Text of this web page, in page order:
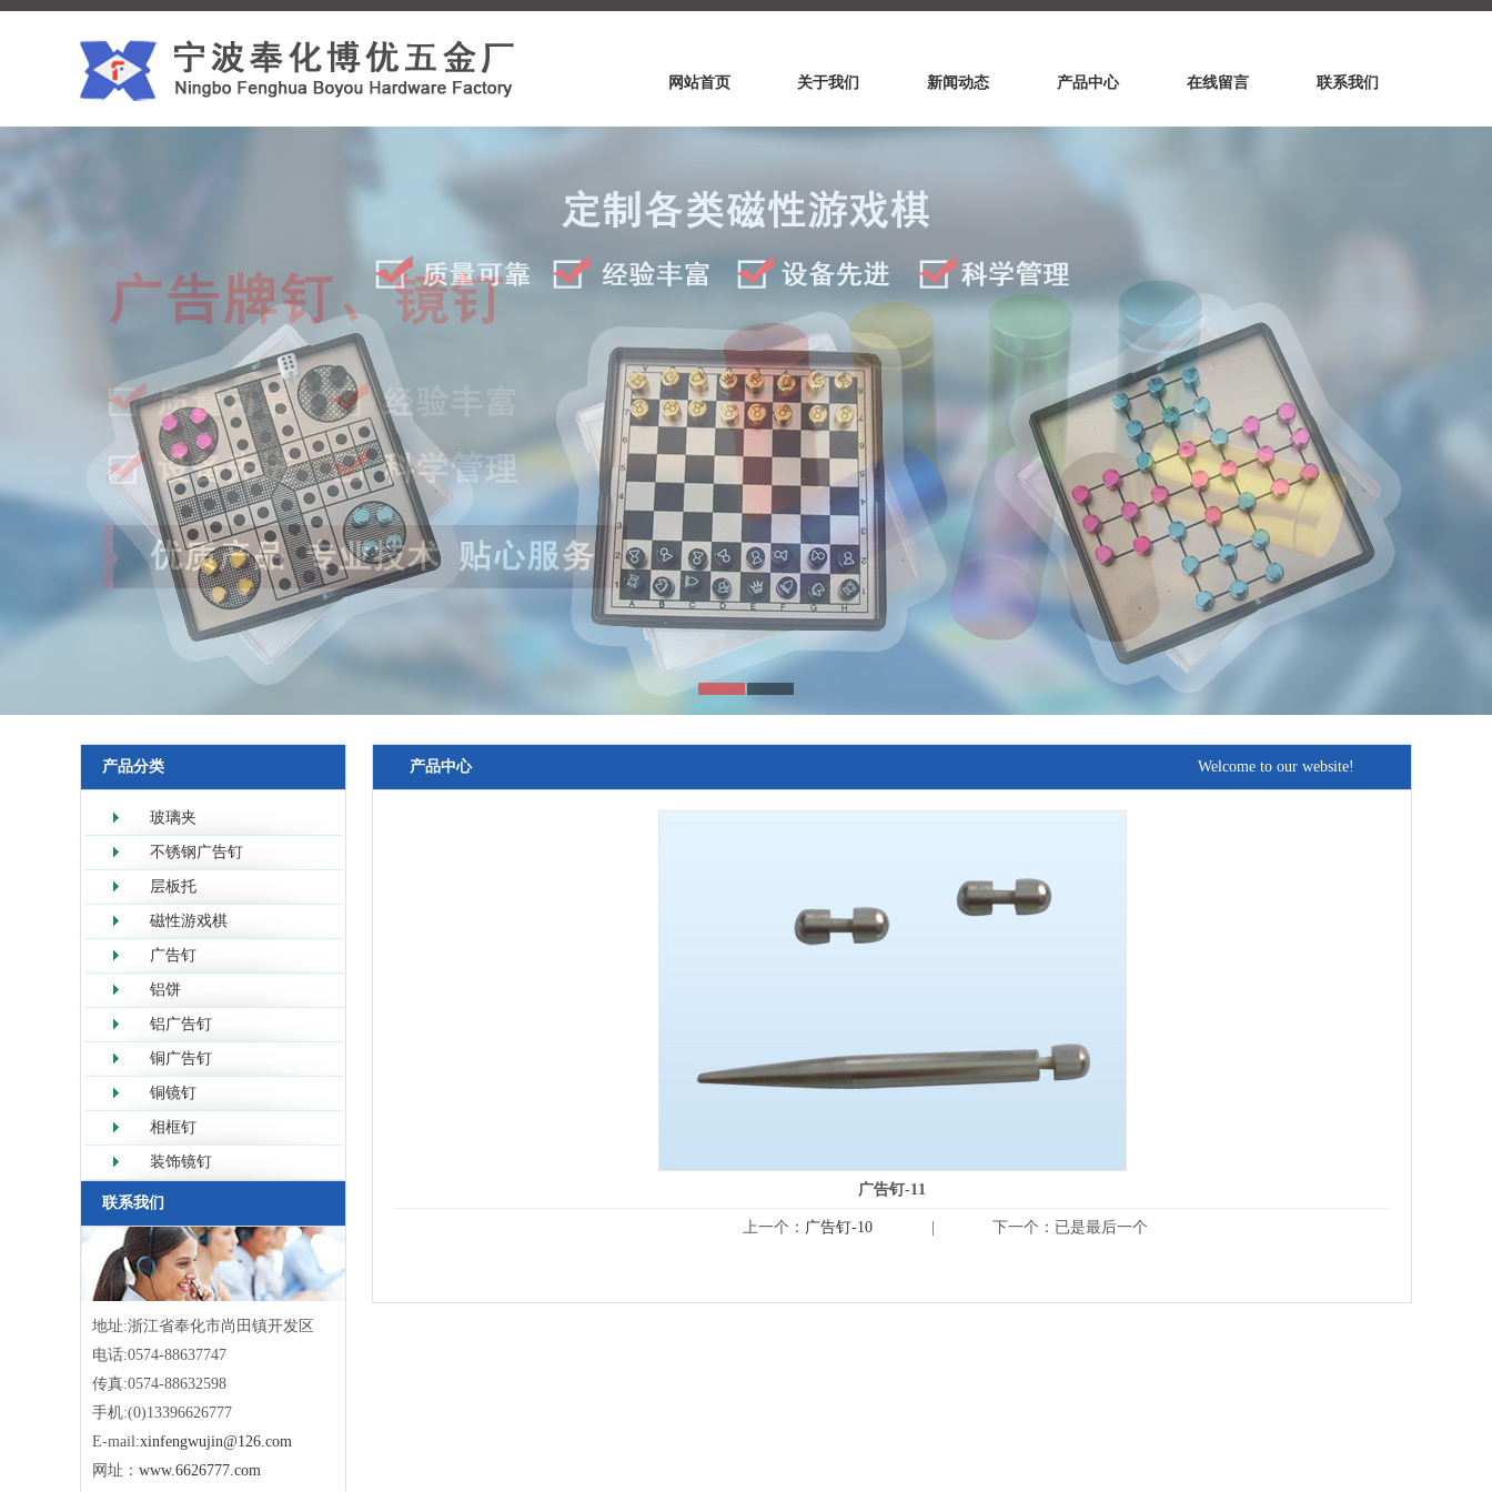
网站首页 关于我们 新闻动态 产品中心 在线留言 联系我们
产品分类
玻璃夹
不锈钢广告钉
层板托
磁性游戏棋
广告钉
铝饼
铝广告钉
铜广告钉
铜镜钉
相框钉
装饰镜钉
联系我们
地址:浙江省奉化市尚田镇开发区
电话:0574-88637747
传真:0574-88632598
手机:(0)13396626777
E-mail:xinfengwujin@126.com
网址： www.6626777.com
产品中心 Welcome to our website!
广告钉-11
上一个： 广告钉-10 下一个：已是最后一个